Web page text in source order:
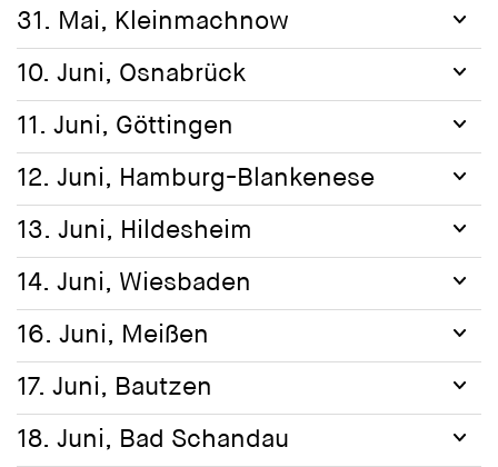
31. Mai, Kleinmachnow
10. Juni, Osnabrück
11. Juni, Göttingen
12. Juni, Hamburg-Blankenese
13. Juni, Hildesheim
14. Juni, Wiesbaden
16. Juni, Meißen
17. Juni, Bautzen
18. Juni, Bad Schandau